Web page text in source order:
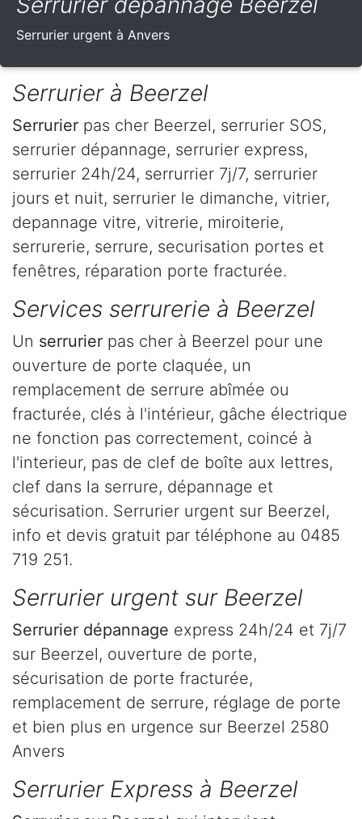
Serrurier urgent à Anvers
Serrurier à Beerzel
Serrurier pas cher Beerzel, serrurier SOS,
serrurier dépannage, serrurier express,
serrurier 24h/24, serrurrier 7j/7, serrurier
jours et nuit, serrurier le dimanche, vitrier,
depannage vitre, vitrerie, miroiterie,
serrurerie, serrure, securisation portes et
fenêtres, réparation porte fracturée.
Services serrurerie à Beerzel
Un serrurier pas cher à Beerzel pour une
ouverture de porte claquée, un
remplacement de serrure abîmée ou
fracturée, clés à l'intérieur, gâche électrique
ne fonction pas correctement, coincé à
l'interieur, pas de clef de boîte aux lettres,
clef dans la serrure, dépannage et
sécurisation. Serrurier urgent sur Beerzel,
info et devis gratuit par téléphone au 0485
719 251.
Serrurier urgent sur Beerzel
Serrurier dépannage express 24h/24 et 7j/7
sur Beerzel, ouverture de porte,
sécurisation de porte fracturée,
remplacement de serrure, réglage de porte
et bien plus en urgence sur Beerzel 2580
Anvers
Serrurier Express à Beerzel